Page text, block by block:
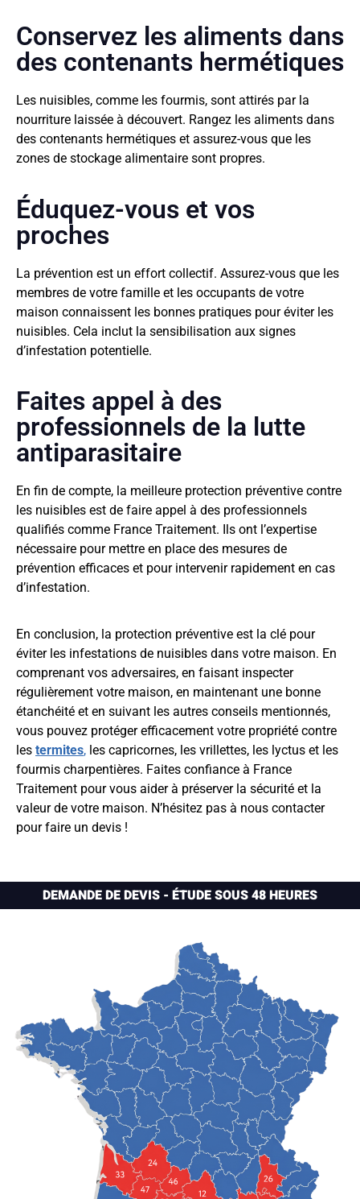
Conservez les aliments dans
des contenants hermétiques
Les nuisibles, comme les fourmis, sont attirés par la
nourriture laissée à découvert. Rangez les aliments dans
des contenants hermétiques et assurez-vous que les
zones de stockage alimentaire sont propres.
Éduquez-vous et vos
proches
La prévention est un effort collectif. Assurez-vous que les
membres de votre famille et les occupants de votre
maison connaissent les bonnes pratiques pour éviter les
nuisibles. Cela inclut la sensibilisation aux signes
d’infestation potentielle.
Faites appel à des
professionnels de la lutte
antiparasitaire
En fin de compte, la meilleure protection préventive contre
les nuisibles est de faire appel à des professionnels
qualifiés comme France Traitement. Ils ont l’expertise
nécessaire pour mettre en place des mesures de
prévention efficaces et pour intervenir rapidement en cas
d’infestation.
En conclusion, la protection préventive est la clé pour
éviter les infestations de nuisibles dans votre maison. En
comprenant vos adversaires, en faisant inspecter
régulièrement votre maison, en maintenant une bonne
étanchéité et en suivant les autres conseils mentionnés,
vous pouvez protéger efficacement votre propriété contre
les termites, les capricornes, les vrillettes, les lyctus et les
fourmis charpentières. Faites confiance à France
Traitement pour vous aider à préserver la sécurité et la
valeur de votre maison. N’hésitez pas à nous contacter
pour faire un devis !
DEMANDE DE DEVIS - ÉTUDE SOUS 48 HEURES